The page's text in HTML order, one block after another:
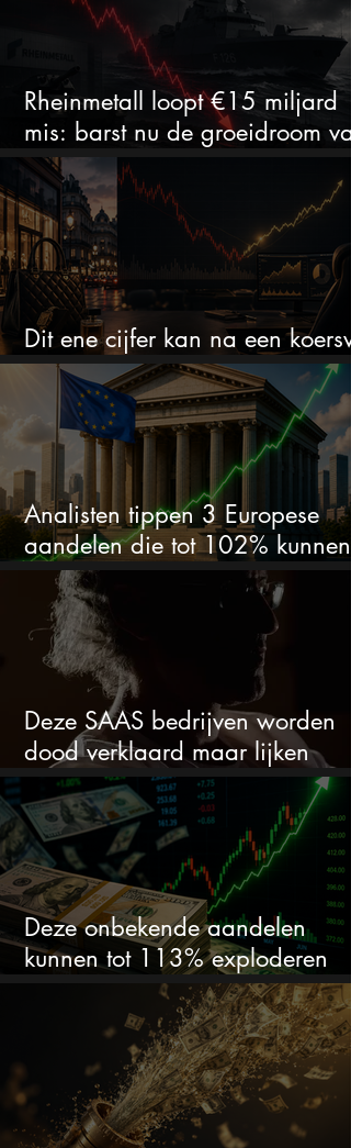
Rheinmetall loopt €15 miljard
mis: barst nu de groeidroom van
het defensiebedrijf?
Dit ene cijfer kan na een
van 50% alles veranderen
Analisten tippen 3 Europese
aandelen die tot 102% kunnen
stijgen
Deze SAAS bedrijven worden
dood verklaard maar lijken
springlevend
Deze onbekende aandelen
kunnen tot 113% exploderen
(één springt eruit)